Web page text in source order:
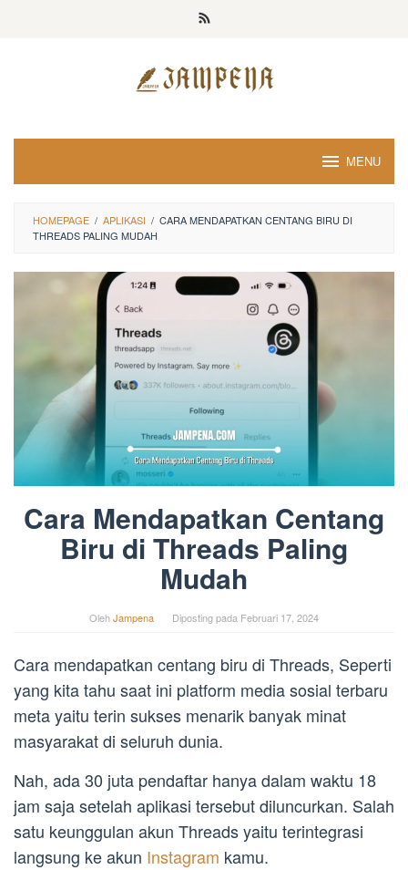
MENU
HOMEPAGE / APLIKASI / CARA MENDAPATKAN CENTANG BIRU DI
THREADS PALING MUDAH
Cara Mendapatkan Centang
Biru di Threads Paling
Mudah
OlehJampena Diposting pada Februari 17, 2024
Cara mendapatkan centang biru di Threads, Seperti
yang kita tahu saat ini platform media sosial terbaru
meta yaitu terin sukses menarik banyak minat
masyarakat di seluruh dunia.
Nah, ada 30 juta pendaftar hanya dalam waktu 18
jam saja setelah aplikasi tersebut diluncurkan. Salah
satu keunggulan akun Threads yaitu terintegrasi
langsung ke akun Instagram kamu.